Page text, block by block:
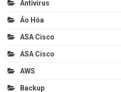
Antivirus
Ảo Hóa
ASA Cisco
ASA Cisco
AWS
Backup